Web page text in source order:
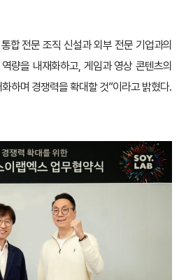
합 전문 조직 신설과 외부 전문 기업과의
량을 내재화하고, 게임과 영상 콘텐츠의
하며 경쟁력을 확대할 것”이라고 밝혔다.